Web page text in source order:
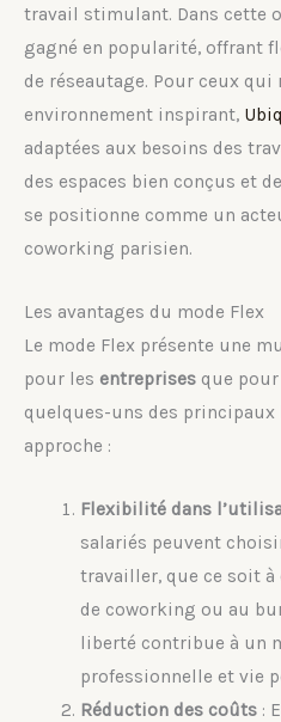
travail stimulant. Dans cette
gagné en popularité, offrant
de réseautage. Pour ceux qui
environnement inspirant, Ubiq
adaptées aux besoins des
des espaces bien conçus et
se positionne comme un
coworking parisien.
Les avantages du mode Flex
Le mode Flex présente une
pour les entreprises que
quelques-uns des principaux
approche :
Flexibilité dans
salariés peuvent
travailler, que ce soit à
de coworking ou au
liberté contribue à un
professionnelle et vie
Réduction des coûts: